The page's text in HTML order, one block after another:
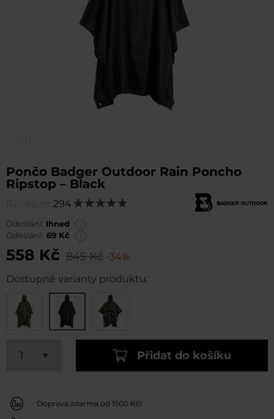
Pončo Badger Outdoor Rain Poncho
Ripstop – Black
294 Hodnocení:
Odeslání: Ihned
Odeslání: 69 Kč
558 Kč 845 Kč -34%
Dostupné varianty produktu:
Přidat do košíku
Doprava zdarma od 1500 Kč!